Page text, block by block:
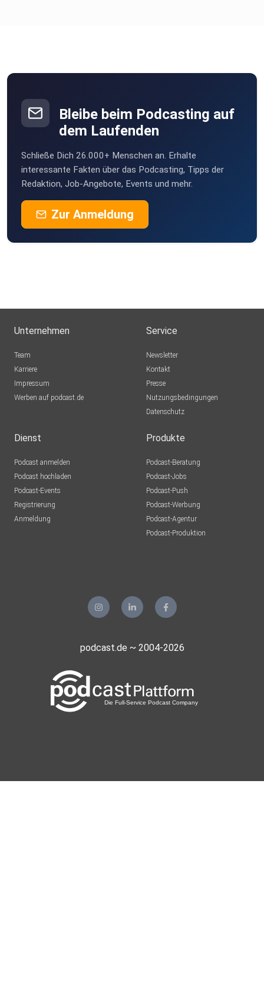
Bleibe beim Podcasting auf
dem Laufenden
Schließe Dich 26.000+ Menschen an. Erhalte
interessante Fakten über das Podcasting, Tipps der
Redaktion, Job-Angebote, Events und mehr.
Zur Anmeldung
Unternehmen
Team
Karriere
Impressum
Werben auf podcast.de
Service
Newsletter
Kontakt
Presse
Nutzungsbedingungen
Datenschutz
Dienst
Podcast anmelden
Podcast hochladen
Podcast-Events
Registrierung
Anmeldung
Produkte
Podcast-Beratung
Podcast-Jobs
Podcast-Push
Podcast-Werbung
Podcast-Agentur
Podcast-Produktion
podcast.de ~ 2004-2026